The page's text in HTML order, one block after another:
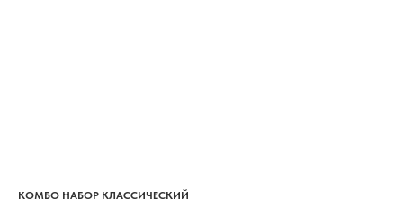
КОМБО НАБОР КЛАССИЧЕСКИЙ